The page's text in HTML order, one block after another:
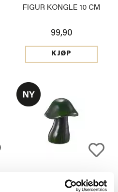
FIGUR KONGLE 10 CM
99,90
KJØP
FIGUR SOPP 14,5 CM